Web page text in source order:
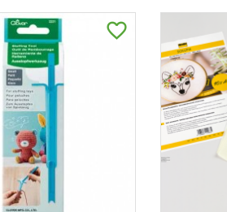
favorite_border